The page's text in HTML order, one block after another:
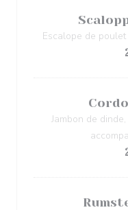
Escalope de
Jambon de